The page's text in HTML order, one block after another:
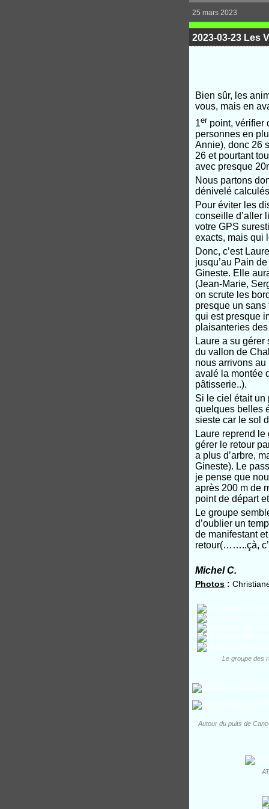
25 mars 2023
2023-03-23 Les
Bien sûr, les
vous, mais en
1er point, vérifier
personnes en
Annie), donc 26
26 et pourtant
avec presque
Nous partons
dénivelé
Pour éviter les
conseille d’aller
votre GPS
exacts, mais qui
Donc, c’est
jusqu’au Pain
Gineste. Elle
(Jean-Marie,
on scrute les
presque un sans
qui est presque
plaisanteries
Laure a su
du vallon de
nous arrivons au
avalé la montée
pâtisserie..).
Si le ciel était un
quelques belles
sieste car le sol
Laure reprend
gérer le retour
a plus d’arbre,
Gineste). Le
je pense que
après 200 m de
point de départ
Le groupe
d’oublier un
de manifestant
retour(……..çà,
Michel C.
Photos :
Le groupe des
Autour du puits de